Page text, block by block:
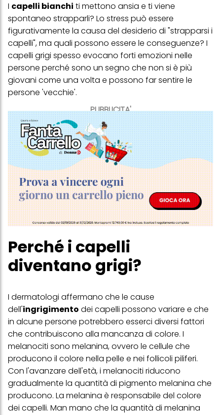
PUBBLICITA'
I capelli bianchi ti mettono ansia e ti viene
spontaneo strapparli? Lo stress può essere
figurativamente la causa del desiderio di "strapparsi i
capelli", ma quali possono essere le conseguenze? I
capelli grigi spesso evocano forti emozioni nelle
persone perché sono un segno che non si è più
giovani come una volta e possono far sentire le
persone 'vecchie'.
Perché i capelli
diventano grigi?
I dermatologi affermano che le cause
dell'ingrigimento dei capelli possono variare e che
in alcune persone potrebbero esserci diversi fattori
che contribuiscono alla mancanza di colore. I
melanociti sono melanina, ovvero le cellule che
producono il colore nella pelle e nei follicoli piliferi.
Con l'avanzare dell'età, i melanociti riducono
gradualmente la quantità di pigmento melanina che
producono. La melanina è responsabile del colore
dei capelli. Man mano che la quantità di melanina